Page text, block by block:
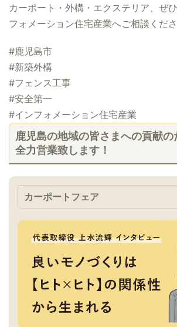
カーポート・外構・エクステリア、ぜ
フォメーション住宅産業へご相談くださ
#鹿児島市
#新築外構
#フェンス工事
#安全第一
#インフォメーション住宅産業
鹿児島の地域の皆さまへの貢献
全力営業致します！
カーポートフェア